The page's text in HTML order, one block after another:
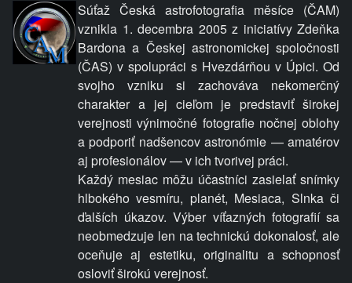
Súťaž Česká astrofotografia měsíce (ČAM)
vznikla 1. decembra 2005 z iniciatívy Zdeňka
Bardona a Českej astronomickej spoločnosti
(ČAS) v spolupráci s Hvezdárňou v Úpici. Od
svojho vzniku si zachováva nekomerčný
charakter a jej cieľom je predstaviť širokej
verejnosti výnimočné fotografie nočnej oblohy
a podporiť nadšencov astronómie — amatérov
aj profesionálov — v ich tvorivej práci.
Každý mesiac môžu účastníci zasielať snímky
hlbokého vesmíru, planét, Mesiaca, Slnka či
ďalších úkazov. Výber víťazných fotografií sa
neobmedzuje len na technickú dokonalosť, ale
oceňuje aj estetiku, originalitu a schopnosť
osloviť širokú verejnosť.